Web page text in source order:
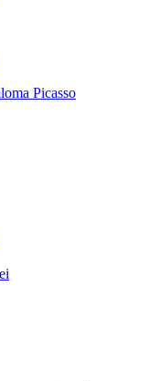
Picasso